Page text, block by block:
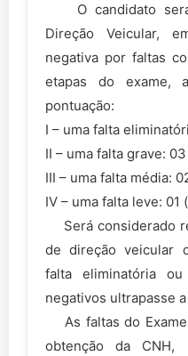
O candidato será
Direção Veicular,
negativa por faltas
etapas do exame,
pontuação:
I – uma falta
II – uma falta grave:
III – uma falta média:
IV – uma falta leve:
Será considerado
de direção veicular
falta eliminatória
negativos ultrapasse
As faltas do Exame
obtenção da CNH,